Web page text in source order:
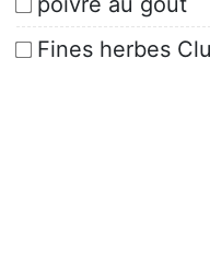
Fines herbes